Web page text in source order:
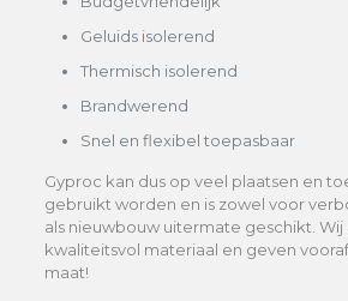
Geluids isolerend
Thermisch isolerend
Brandwerend
Snel en flexibel toepasbaar
Gyproc kan dus op veel plaatsen en
gebruikt worden en is zowel voor
als nieuwbouw uitermate geschikt.
kwaliteitsvol materiaal en geven
maat!